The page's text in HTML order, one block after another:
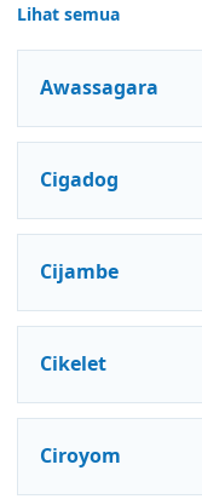
Lihat semua
Awassagara
Cigadog
Cijambe
Cikelet
Ciroyom